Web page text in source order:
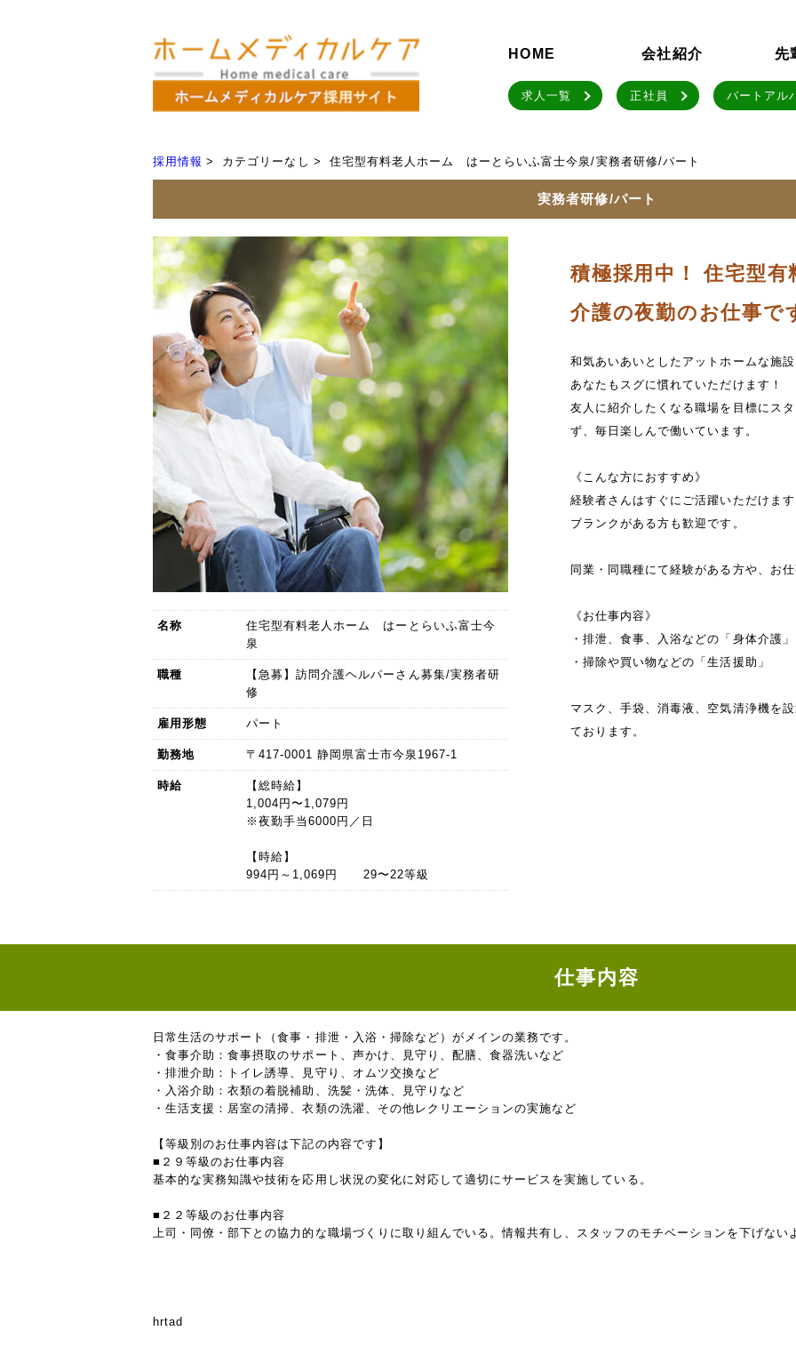
HOME 会社紹介 先
求人一覧 正社員 パートアル
採用情報 カテゴリーなし 住宅型有料老人ホーム はーとらいふ富士今泉/実務者研修/パート
実務者研修/パート
名称
住宅型有料老人ホーム はーとらいふ富士今
泉
職種
【急募】訪問介護ヘルパーさん募集/実務者研
修
雇用形態 パート
勤務地 〒417-0001 静岡県富士市今泉1967-1
時給
【総時給】
1,004円〜1,079円
※夜勤手当6000円／日
【時給】
994円～1,069円 29〜22等級
積極採用中！ 住宅型
介護の夜勤のお仕事で
和気あいあいとしたアットホームな施設
あなたもスグに慣れていただけます！
友人に紹介したくなる職場を目標にス
ず、毎日楽しんで働いています。
《こんな方におすすめ》
経験者さんはすぐにご活躍いただけます
ブランクがある方も歓迎です。
同業・同職種にて経験がある方や、お
《お仕事内容》
・排泄、食事、入浴などの「身体介護」
・掃除や買い物などの「生活援助」
マスク、手袋、消毒液、空気清浄機を
ております。
仕事内容
日常生活のサポート（食事・排泄・入浴・掃除など）がメインの業務です。
・食事介助：食事摂取のサポート、声かけ、見守り、配膳、食器洗いなど
・排泄介助：トイレ誘導、見守り、オムツ交換など
・入浴介助：衣類の着脱補助、洗髪・洗体、見守りなど
・生活支援：居室の清掃、衣類の洗濯、その他レクリエーションの実施など
【等級別のお仕事内容は下記の内容です】
■２９等級のお仕事内容
基本的な実務知識や技術を応用し状況の変化に対応して適切にサービスを実施している。
■２２等級のお仕事内容
上司・同僚・部下との協力的な職場づくりに取り組んでいる。情報共有し、スタッフのモチベーションを下げない
hrtad